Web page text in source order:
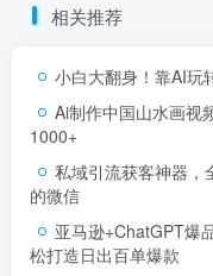
相关推荐
小白大翻身！靠AI玩
Ai制作中国山水画视
1000+
私域引流获客神器，
的微信
亚马逊+ChatGPT爆
松打造日出百单爆款